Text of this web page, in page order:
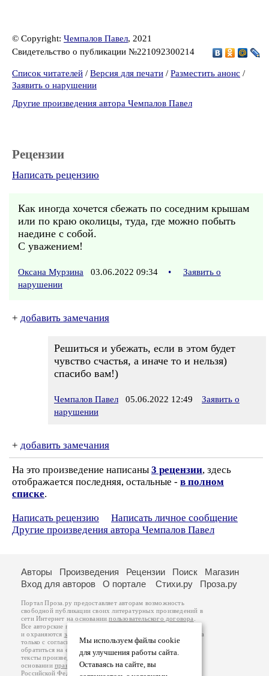
© Copyright: Чемпалов Павел, 2021
Свидетельство о публикации №221092300214
Список читателей / Версия для печати / Разместить анонс /
Заявить о нарушении
Другие произведения автора Чемпалов Павел
Рецензии
Написать рецензию
Как иногда хочется сбежать по соседним крышам
или по краю околицы, туда, где можно побыть
наедине с собой.
С уважением!
Оксана Мурзина 03.06.2022 09:34 •
Заявить о
нарушении
+ добавить замечания
Решиться и убежать, если в этом будет
чувство счастья, а иначе то и нельзя)
спасибо вам!)
Чемпалов Павел 05.06.2022 12:49
Заявить о
нарушении
+ добавить замечания
На это произведение написаны 3 рецензии, здесь
отображается последняя, остальные - в полном
списке.
Написать рецензию
Написать личное сообщение
Другие произведения автора Чемпалов Павел
Мы используем файлы cookie
для улучшения работы сайта.
Оставаясь на сайте, вы
Авторы Произведения Рецензии Поиск
Магазин
Вход для авторов
О портале Стихи.ру Проза.ру
Портал Проза.ру предоставляет авторам возможность
свободной публикации своих литературных произведений в
сети Интернет на основаниипользовательского договора
Все авторские права на произведения принадлежат авторам
и охраняются законом
. Перепечатка произведений возможна
только с согласия его автора, к которому вы можете
обратиться на его авторской странице. Ответственность за
тексты произведений авторы несут самостоятельно на
основанииправил публикацииизаконодательства
Российской Федерации